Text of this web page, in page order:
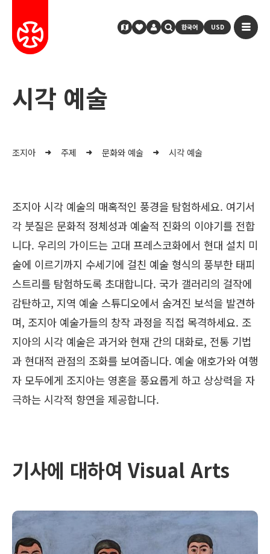
한국어 USD
시각 예술
조지아 주제 문화와 예술 시각 예술
조지아 시각 예술의 매혹적인 풍경을 탐험하세요. 여기서
각 붓질은 문화적 정체성과 예술적 진화의 이야기를 전합
니다. 우리의 가이드는 고대 프레스코화에서 현대 설치 미
술에 이르기까지 수세기에 걸친 예술 형식의 풍부한 태피
스트리를 탐험하도록 초대합니다. 국가 갤러리의 걸작에
감탄하고, 지역 예술 스튜디오에서 숨겨진 보석을 발견하
며, 조지아 예술가들의 창작 과정을 직접 목격하세요. 조
지아의 시각 예술은 과거와 현재 간의 대화로, 전통 기법
과 현대적 관점의 조화를 보여줍니다. 예술 애호가와 여행
자 모두에게 조지아는 영혼을 풍요롭게 하고 상상력을 자
극하는 시각적 향연을 제공합니다.
기사에 대하여 Visual Arts